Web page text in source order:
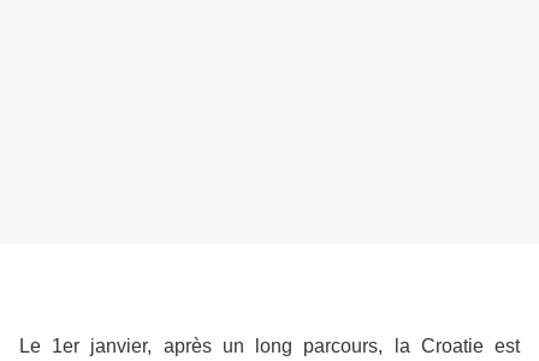
Le 1er janvier, après un long parcours, la Croatie est